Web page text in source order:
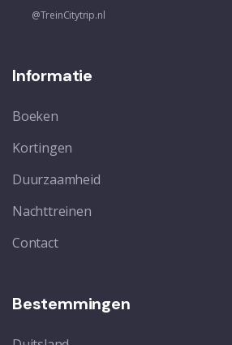
@TreinCitytrip.nl
Informatie
Boeken
Kortingen
Duurzaamheid
Nachttreinen
Contact
Bestemmingen